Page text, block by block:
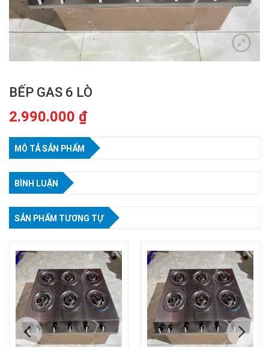
BẾP GAS 6 LÒ
2.990.000 ₫
MÔ TẢ SẢN PHẨM
BÌNH LUẬN
SẢN PHẨM TƯƠNG TỰ